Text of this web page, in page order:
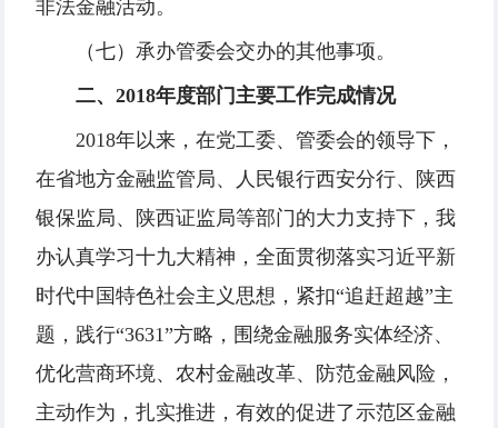
非法金融活动。
（七）承办管委会交办的其他事项。
二、2018年度部门主要工作完成情况
2018年以来，在党工委、管委会的领导下，
在省地方金融监管局、人民银行西安分行、陕西
银保监局、陕西证监局等部门的大力支持下，我
办认真学习十九大精神，全面贯彻落实习近平新
时代中国特色社会主义思想，紧扣“追赶超越”主
题，践行“3631”方略，围绕金融服务实体经济、
优化营商环境、农村金融改革、防范金融风险，
主动作为，扎实推进，有效的促进了示范区金融